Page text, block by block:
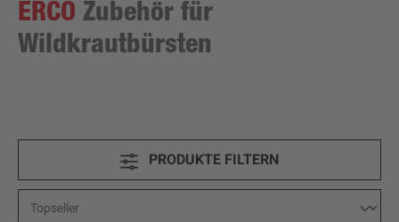
ERCO Zubehör für
Wildkrautbürsten
PRODUKTE FILTERN